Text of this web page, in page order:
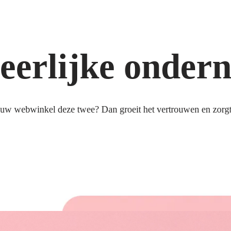
webwinkel deze twee? Dan groeit het vertrouwen en